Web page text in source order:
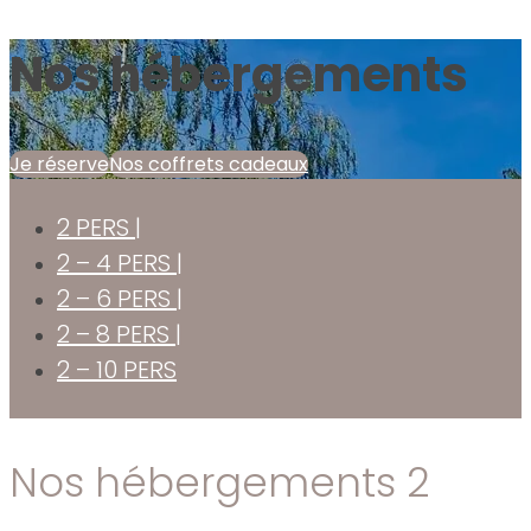
Nos hébergements
Je réserveNos coffrets cadeaux
2 PERS |
2 – 4 PERS |
2 – 6 PERS |
2 – 8 PERS |
2 – 10 PERS
Nos hébergements 2